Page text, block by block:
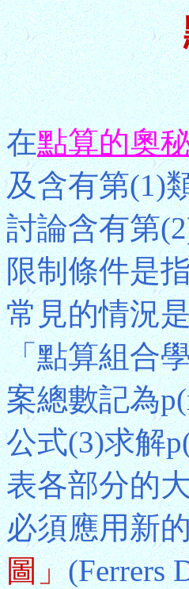
在點算的奧
及含有第(1)
討論含有第
限制條件是
常見的情況
「點算組合
案總數記為
公式(3)求解
表各部分的
必須應用新
圖」(Ferrers